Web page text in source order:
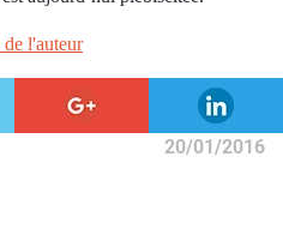
l'auteur
20/01/2016